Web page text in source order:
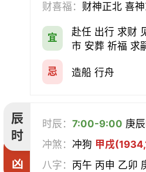
财喜福： 财神正北 喜
宜
赴任 出行 求财
市 安葬 祈福 求
忌 造船 行舟
辰
时
凶
时辰：7:00-9:00 庚
冲煞：冲狗 甲戌
八字： 丙午 丙申 乙卯